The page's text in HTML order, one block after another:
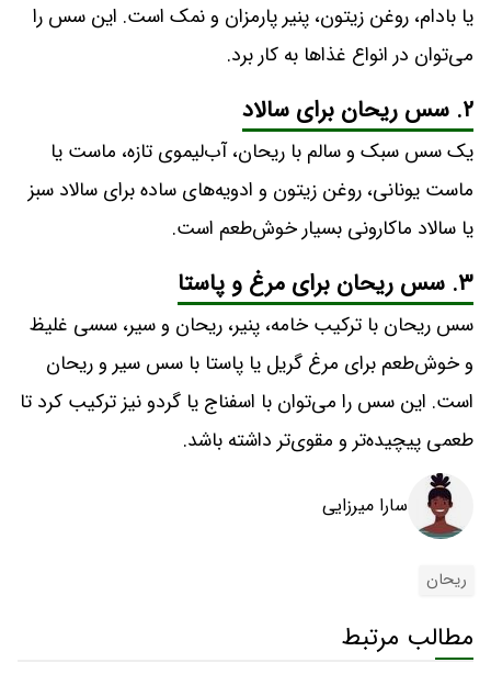
یا بادام، روغن زیتون، پنیر پارمزان و نمک است. این سس را
می‌توان در انواع غذاها به کار برد.
۲. سس ریحان برای سالاد
یک سس سبک و سالم با ریحان، آب‌لیموی تازه، ماست یا
ماست یونانی، روغن زیتون و ادویه‌های ساده برای سالاد سبز
یا سالاد ماکارونی بسیار خوش‌طعم است.
۳. سس ریحان برای مرغ و پاستا
سس ریحان با ترکیب خامه، پنیر، ریحان و سیر، سسی غلیظ
و خوش‌طعم برای مرغ گریل یا پاستا با سس سیر و ریحان
است. این سس را می‌توان با اسفناج یا گردو نیز ترکیب کرد تا
طعمی پیچیده‌تر و مقوی‌تر داشته باشد.
سارا میرزایی
ریحان
مطالب مرتبط